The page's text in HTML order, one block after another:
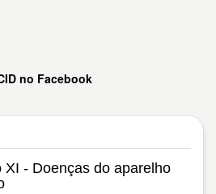
no Facebook
XI - Doenças do aparelho